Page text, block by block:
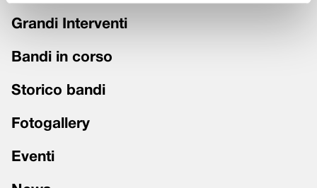
Grandi Interventi
Bandi in corso
Storico bandi
Fotogallery
Eventi